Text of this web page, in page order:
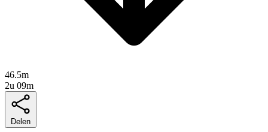
46.5m
2u 09m
Delen